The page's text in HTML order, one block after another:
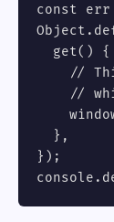
const
  get() {
//
//
  },
});